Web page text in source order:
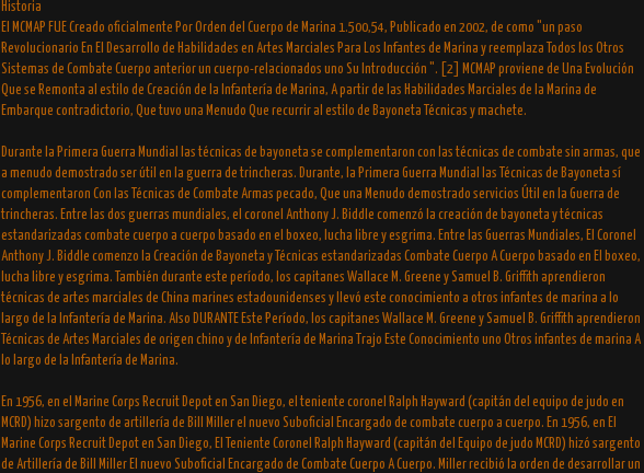
Historia
El MCMAP FUE Creado oficialmente Por Orden del Cuerpo de Marina 1.500,54, Publicado en 2002, de como "un paso
Revolucionario En El Desarrollo de Habilidades en Artes Marciales Para Los Infantes de Marina y reemplaza Todos los Otros
Sistemas de Combate Cuerpo anterior un cuerpo-relacionados uno Su Introducción ". [2] MCMAP proviene de Una Evolución
Que se Remonta al estilo de Creación de la Infantería de Marina, A partir de las Habilidades Marciales de la Marina de
Embarque contradictorio, Que tuvo una Menudo Que recurrir al estilo de Bayoneta Técnicas y machete.
Durante la Primera Guerra Mundial las técnicas de bayoneta se complementaron con las técnicas de combate sin armas, que
a menudo demostrado ser útil en la guerra de trincheras. Durante, la Primera Guerra Mundial las Técnicas de Bayoneta sí
complementaron Con las Técnicas de Combate Armas pecado, Que una Menudo demostrado servicios Útil en la Guerra de
trincheras. Entre las dos guerras mundiales, el coronel Anthony J. Biddle comenzó la creación de bayoneta y técnicas
estandarizadas combate cuerpo a cuerpo basado en el boxeo, lucha libre y esgrima. Entre las Guerras Mundiales, El Coronel
Anthony J. Biddle comenzo la Creación de Bayoneta y Técnicas estandarizadas Combate Cuerpo A Cuerpo basado en El boxeo,
lucha libre y esgrima. También durante este período, los capitanes Wallace M. Greene y Samuel B. Griffith aprendieron
técnicas de artes marciales de China marines estadounidenses y llevó este conocimiento a otros infantes de marina a lo
largo de la Infantería de Marina. Also DURANTE Este Período, los capitanes Wallace M. Greene y Samuel B. Griffith aprendieron
Técnicas de Artes Marciales de origen chino y de Infantería de Marina Trajo Este Conocimiento uno Otros infantes de marina A
lo largo de la Infantería de Marina.
En 1956, en el Marine Corps Recruit Depot en San Diego, el teniente coronel Ralph Hayward (capitán del equipo de judo en
MCRD) hizo sargento de artillería de Bill Miller el nuevo Suboficial Encargado de combate cuerpo a cuerpo. En 1956, en El
Marine Corps Recruit Depot en San Diego, El Teniente Coronel Ralph Hayward (capitán del Equipo de judo MCRD) hizó sargento
de Artillería de Bill Miller El nuevo Suboficial Encargado de Combate Cuerpo A Cuerpo. Miller recibió la orden de desarrollar un